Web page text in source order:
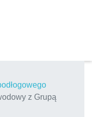
z Grupą